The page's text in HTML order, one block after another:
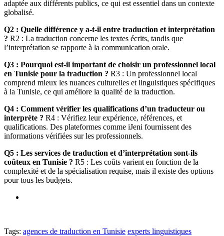
adaptée aux différents publics, ce qui est essentiel dans un contexte
globalisé.
Q2 : Quelle différence y a-t-il entre traduction et interprétation
? R2 : La traduction concerne les textes écrits, tandis que
l’interprétation se rapporte à la communication orale.
Q3 : Pourquoi est-il important de choisir un professionnel local
en Tunisie pour la traduction ? R3 : Un professionnel local
comprend mieux les nuances culturelles et linguistiques spécifiques
à la Tunisie, ce qui améliore la qualité de la traduction.
Q4 : Comment vérifier les qualifications d’un traducteur ou
interprète ? R4 : Vérifiez leur expérience, références, et
qualifications. Des plateformes comme iJeni fournissent des
informations vérifiées sur les professionnels.
Q5 : Les services de traduction et d’interprétation sont-ils
coûteux en Tunisie ? R5 : Les coûts varient en fonction de la
complexité et de la spécialisation requise, mais il existe des options
pour tous les budgets.
Tags: agences de traduction en Tunisie experts linguistiques